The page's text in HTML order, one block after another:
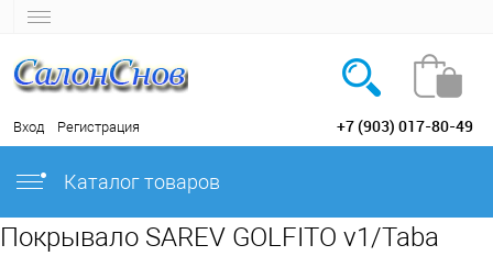
Вход Регистрация +7 (903) 017-80-49
Каталог товаров
Покрывало SAREV GOLFITO v1/Taba